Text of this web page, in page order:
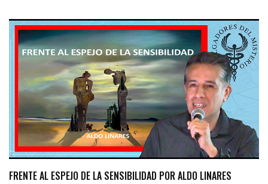
FRENTE AL ESPEJO DE LA SENSIBILIDAD POR ALDO LINARES